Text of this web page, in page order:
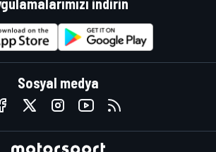
indirin
Sosyal medya